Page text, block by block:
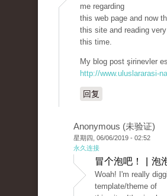
me regarding
this web page and now
this site and reading
this time.
My blog post şirinevler
http://www.uluslararasi-
回复
Anonymous (未验证)
星期四, 06/06/2019 - 02:52
永久连接
冒个泡吧！ | 泡
Woah! I'm really
template/theme of